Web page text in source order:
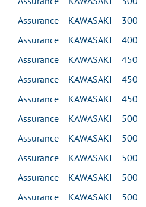
Assurance KAWASAKI 300
Assurance KAWASAKI 400
Assurance KAWASAKI 450
Assurance KAWASAKI 450
Assurance KAWASAKI 450
Assurance KAWASAKI 500
Assurance KAWASAKI 500
Assurance KAWASAKI 500
Assurance KAWASAKI 500
Assurance KAWASAKI 500